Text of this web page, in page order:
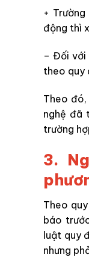
+
động thì
– Đối với
theo quy
Theo
nghệ đã
trường
3.
Theo
báo
luật quy
nhưng